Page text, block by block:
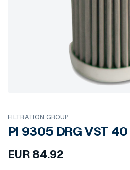
FILTRATION GROUP
PI 9305 DRG VST 40
EUR 84.92